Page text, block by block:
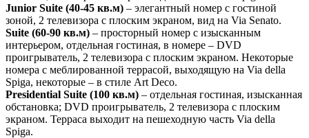
Junior Suite (40-45 кв.м) – элегантный номер с гостиной
зоной, 2 телевизора с плоским экраном, вид на Via Senato.
Suite (60-90 кв.м) – просторный номер с изысканным
интерьером, отдельная гостиная, в номере – DVD
проигрыватель, 2 телевизора с плоским экраном. Некоторые
номера с меблированной террасой, выходящую на Via della
Spiga, некоторые – в стиле Art Deco.
Presidential Suite (100 кв.м) – отдельная гостиная, изысканная
обстановка; DVD проигрыватель, 2 телевизора с плоским
экраном. Терраса выходит на пешеходную часть Via della
Spiga.